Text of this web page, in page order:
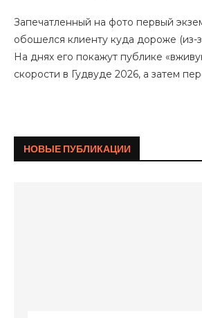
Запечатленный на фото первый
обошелся клиенту куда дороже (из-
На днях его покажут публике
скорости в Гудвуде 2026, а затем
НОВЫЕ ПУБЛИКАЦИИ